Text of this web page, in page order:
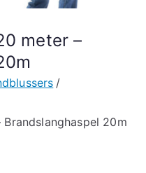
meter –
20m